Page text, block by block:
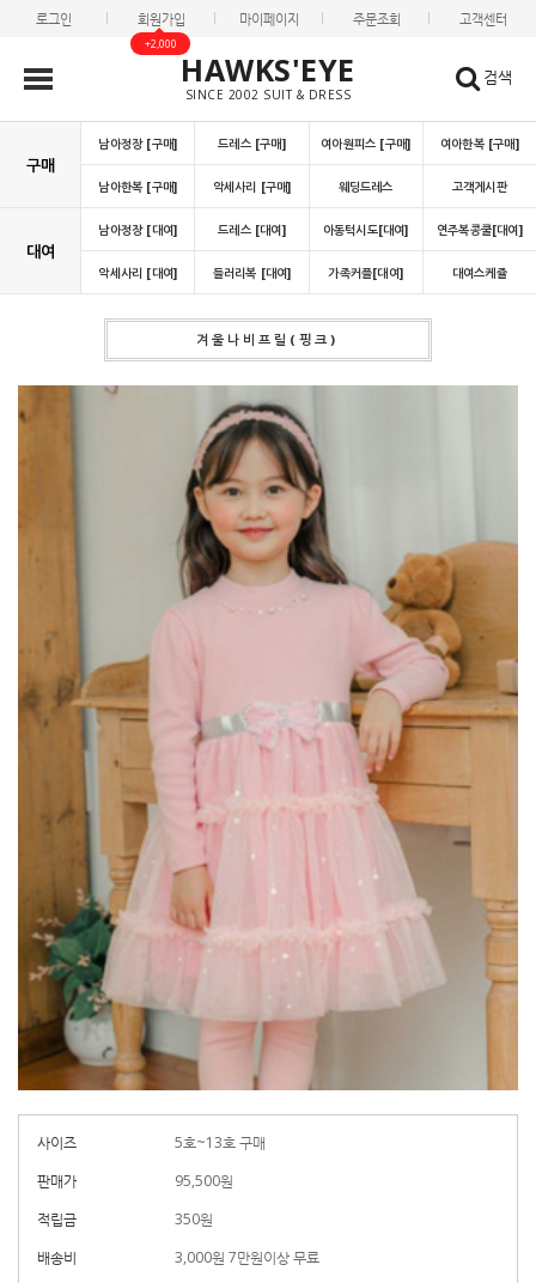
로그인 회원가입
+2,000
마이페이지 주문조회 고객센터
HAWKS'EYE
SINCE 2002 SUIT & DRESS
검색
구매
남아정장 [구매] 드레스 [구매] 여아원피스 [구매] 여아한복 [구매]
남아한복 [구매] 악세사리 [구매] 웨딩드레스 고객게시판
대여
남아정장 [대여] 드레스 [대여] 아동턱시도[대여] 연주복콩쿨[대여]
악세사리 [대여] 들러리복 [대여] 가족커플[대여] 대여스케쥴
겨울나비프릴(핑크)
사이즈
5호~13호 구매
판매가
95,500원
적립금
350원
배송비
3,000원 7만원이상 무료